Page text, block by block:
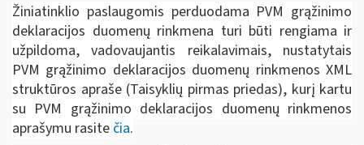
Žiniatinklio paslaugomis perduodama PVM grąžinimo
deklaracijos duomenų rinkmena turi būti rengiama ir
užpildoma, vadovaujantis reikalavimais, nustatytais
PVM grąžinimo deklaracijos duomenų rinkmenos XML
struktūros apraše (Taisyklių pirmas priedas), kurį kartu
su PVM grąžinimo deklaracijos duomenų rinkmenos
aprašymu rasite čia.